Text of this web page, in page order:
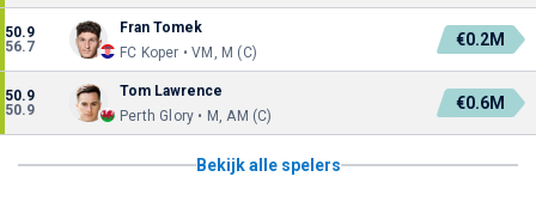
50.9
56.7
Fran Tomek
FC Koper • VM, M (C)
€0.2M
50.9
50.9
Tom Lawrence
Perth Glory • M, AM (C)
€0.6M
Bekijk alle spelers